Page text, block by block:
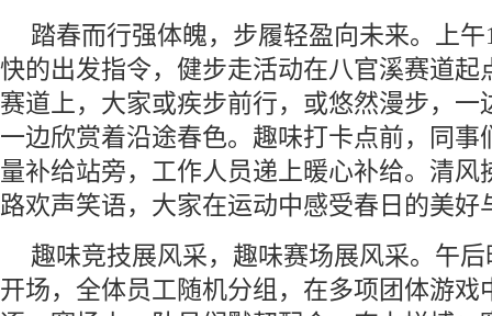
踏春而行强体魄，步履轻盈向未来。上
快的出发指令，健步走活动在八官溪赛道起
赛道上，大家或疾步前行，或悠然漫步，一
一边欣赏着沿途春色。趣味打卡点前，同事
量补给站旁，工作人员递上暖心补给。清风
路欢声笑语，大家在运动中感受春日的美好
趣味竞技展风采，趣味赛场展风采。午
开场，全体员工随机分组，在多项团体游戏